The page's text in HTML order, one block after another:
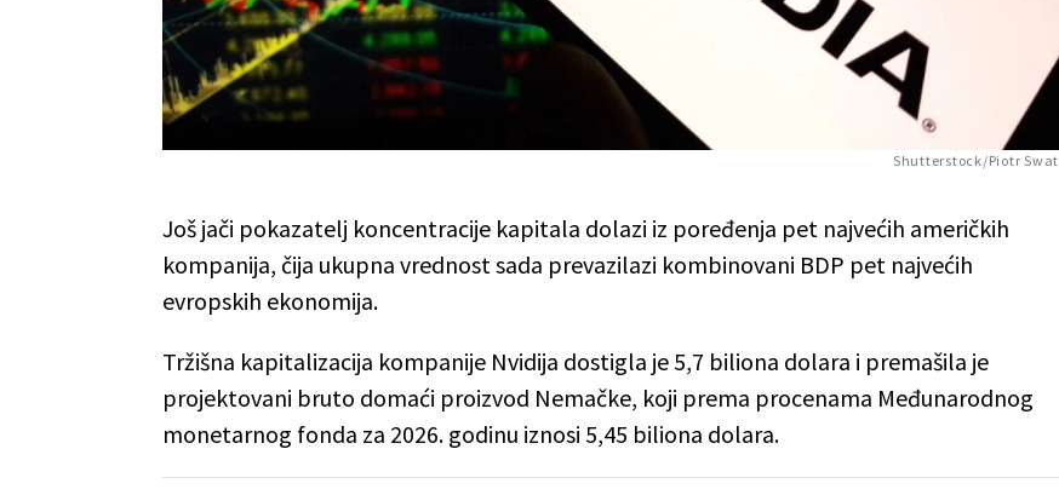
Shutterstock/Piotr Swat
Još jači pokazatelj koncentracije kapitala dolazi iz poređenja pet najvećih američkih
kompanija, čija ukupna vrednost sada prevazilazi kombinovani BDP pet najvećih
evropskih ekonomija.
Tržišna kapitalizacija kompanije Nvidija dostigla je 5,7 biliona dolara i premašila je
projektovani bruto domaći proizvod Nemačke, koji prema procenama Međunarodnog
monetarnog fonda za 2026. godinu iznosi 5,45 biliona dolara.